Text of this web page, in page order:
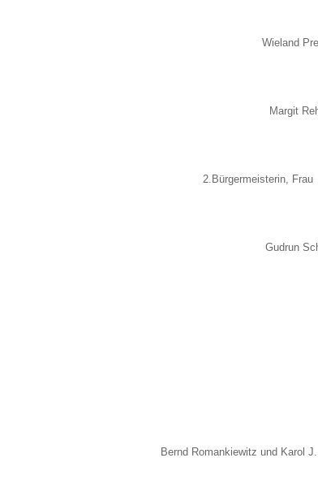
Wieland
Margit
2.Bürgermeisterin,
Gudrun
Bernd Romankiewitz und Karol